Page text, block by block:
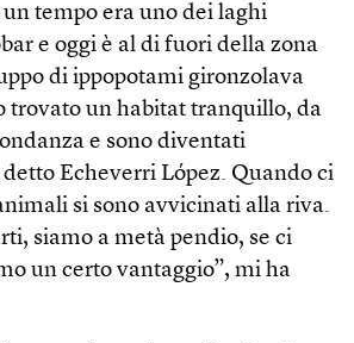
tempo era uno dei laghi
e oggi è al di fuori della zona
di ippopotami gironzolava
trovato un habitat tranquillo, da
e sono diventati
Echeverri López. Quando ci
si sono avvicinati alla riva.
siamo a metà pendio, se ci
un certo vantaggio”, mi ha